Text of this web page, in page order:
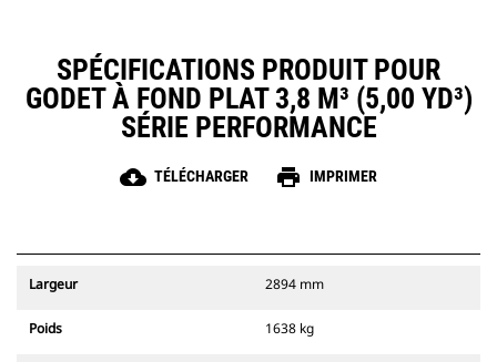
SPÉCIFICATIONS PRODUIT POUR
GODET À FOND PLAT 3,8 M³ (5,00 YD³)
SÉRIE PERFORMANCE
cloud_download TÉLÉCHARGER print IMPRIMER
Largeur 2894 mm
Poids 1638 kg